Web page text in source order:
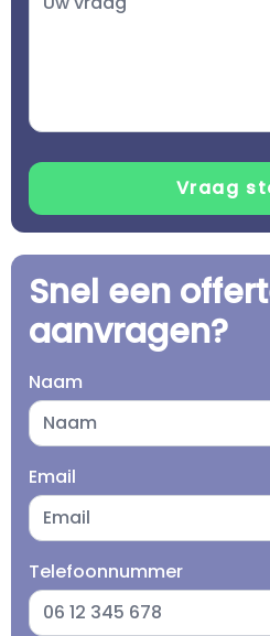
Snel een
aanvragen?
Naam
Email
Telefoonnummer